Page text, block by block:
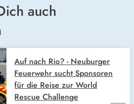
auch
Auf nach Rio? - Neuburger
Feuerwehr sucht Sponsoren
für die Reise zur World
Rescue Challenge